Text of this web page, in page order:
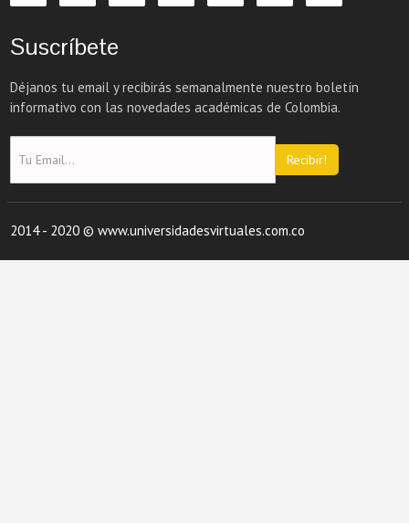
Suscríbete
Déjanos tu email y recibirás semanalmente nuestro boletín
informativo con las novedades académicas de Colombia.
Recibir!
2014 - 2020 © www.universidadesvirtuales.com.co